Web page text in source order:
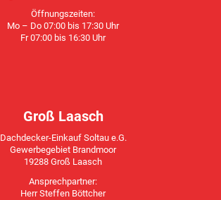
Öffnungszeiten:
Mo – Do 07:00 bis 17:30 Uhr
Fr 07:00 bis 16:30 Uhr
Groß Laasch
Dachdecker-Einkauf Soltau e.G.
Gewerbegebiet Brandmoor
19288 Groß Laasch
Ansprechpartner:
Herr Steffen Böttcher